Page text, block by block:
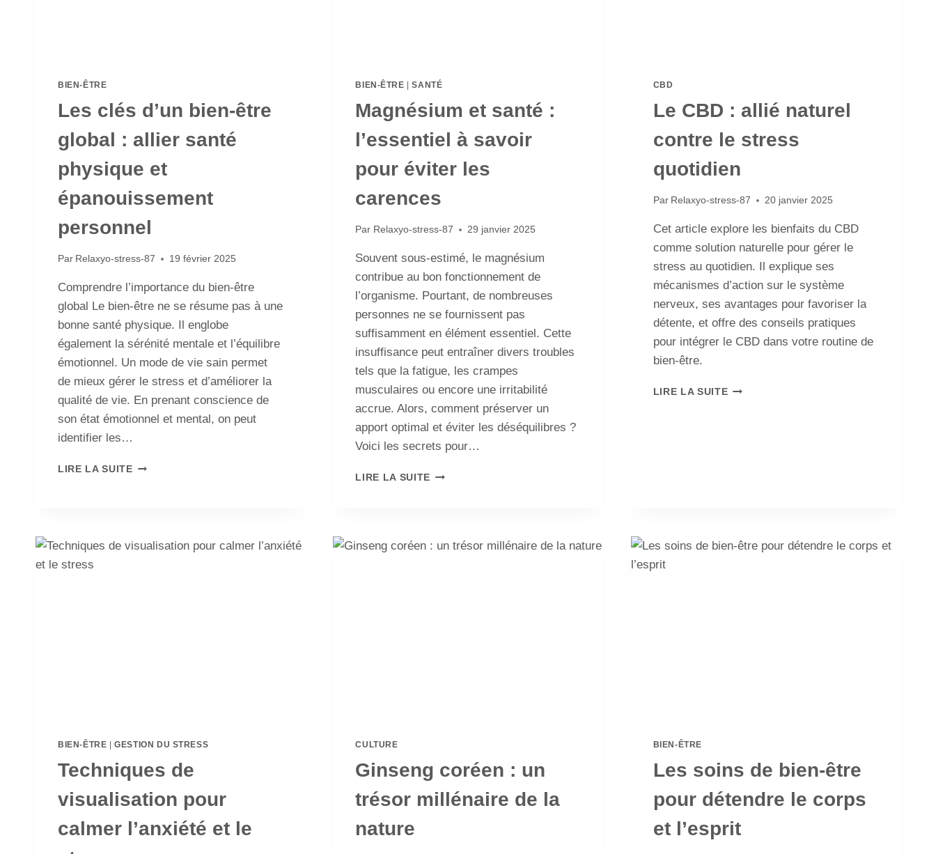
BIEN-ÊTRE
Les clés d’un bien-être
global : allier santé
physique et
épanouissement
personnel
Par Relaxyo-stress-87 19 février 2025
Comprendre l’importance du bien-être
global Le bien-être ne se résume pas à une
bonne santé physique. Il englobe
également la sérénité mentale et l’équilibre
émotionnel. Un mode de vie sain permet
de mieux gérer le stress et d’améliorer la
qualité de vie. En prenant conscience de
son état émotionnel et mental, on peut
identifier les…
LIRE LA SUITE
BIEN-ÊTRE |SANTÉ
Magnésium et santé :
l’essentiel à savoir
pour éviter les
carences
Par Relaxyo-stress-87 29 janvier 2025
Souvent sous-estimé, le magnésium
contribue au bon fonctionnement de
l’organisme. Pourtant, de nombreuses
personnes ne se fournissent pas
suffisamment en élément essentiel. Cette
insuffisance peut entraîner divers troubles
tels que la fatigue, les crampes
musculaires ou encore une irritabilité
accrue. Alors, comment préserver un
apport optimal et éviter les déséquilibres ?
Voici les secrets pour…
LIRE LA SUITE
CBD
Le CBD : allié naturel
contre le stress
quotidien
Par Relaxyo-stress-87 20 janvier 2025
Cet article explore les bienfaits du CBD
comme solution naturelle pour gérer le
stress au quotidien. Il explique ses
mécanismes d’action sur le système
nerveux, ses avantages pour favoriser la
détente, et offre des conseils pratiques
pour intégrer le CBD dans votre routine de
bien-être.
LIRE LA SUITE
BIEN-ÊTRE |GESTION DU STRESS
Techniques de
visualisation pour
calmer l’anxiété et le
CULTURE
Ginseng coréen : un
trésor millénaire de la
nature
BIEN-ÊTRE
Les soins de bien-être
pour détendre le corps
et l’esprit